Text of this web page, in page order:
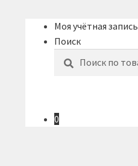
Моя учётная запись
Поиск
0